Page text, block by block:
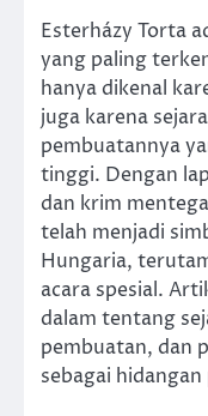
Esterházy Torta
yang paling
hanya dikenal
juga karena
pembuatannya
tinggi. Dengan
dan krim
telah menjadi
Hungaria,
acara spesial.
dalam tentang
pembuatan, dan
sebagai